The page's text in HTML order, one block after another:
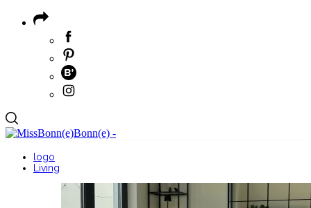
logo
Living